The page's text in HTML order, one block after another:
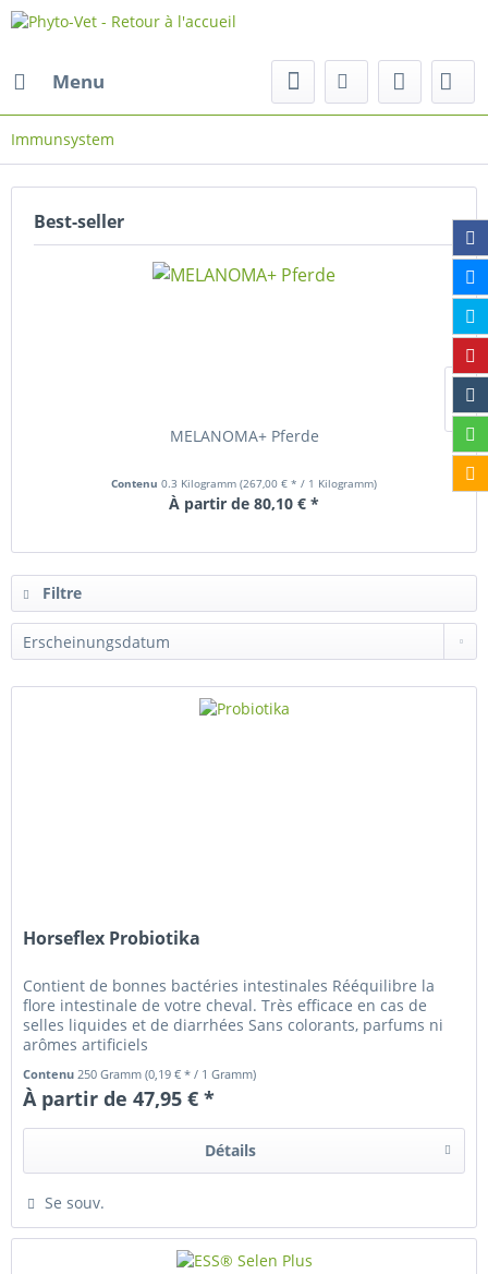
Menu
Immunsystem
Best-seller
MELANOMA+ Pferde
Contenu 0.3 Kilogramm (267,00 € * / 1 Kilogramm)
À partir de 80,10 € *
Filtre
Horseflex Probiotika
Contient de bonnes bactéries intestinales Rééquilibre la
flore intestinale de votre cheval. Très efficace en cas de
selles liquides et de diarrhées Sans colorants, parfums ni
arômes artificiels
Contenu250 Gramm(0,19 € * / 1 Gramm)
À partir de 47,95 € *
Détails
Se souv.